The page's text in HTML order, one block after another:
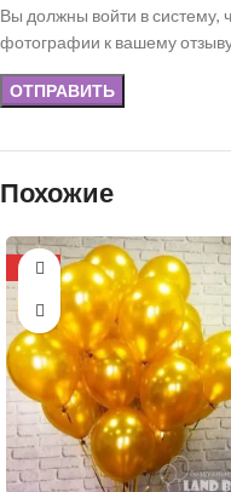
Вы должны войти в систему,
фотографии к вашему
Похожие
-13%